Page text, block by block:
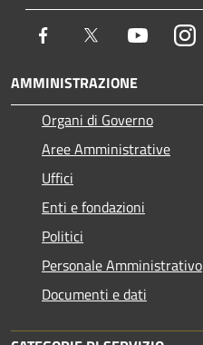
Facebook Twitter Youtube
AMMINISTRAZIONE
Organi di Governo
Aree Amministrative
Uffici
Enti e fondazioni
Politici
Personale Amministrativo
Documenti e dati